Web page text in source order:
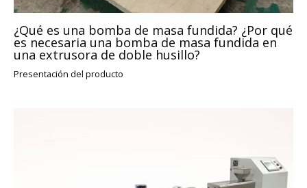
¿Qué es una bomba de masa fundida? ¿Por qué
es necesaria una bomba de masa fundida en
una extrusora de doble husillo?
Presentación del producto